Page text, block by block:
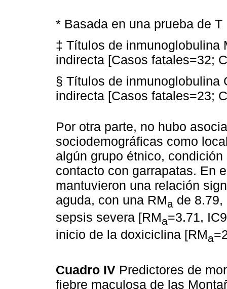
* Basada en una prueba de T
‡ Títulos de inmunoglobulina
indirecta [Casos fatales=32;
§ Títulos de inmunoglobulina
indirecta [Casos fatales=23;
Por otra parte, no hubo
sociodemográficas como
algún grupo étnico,
contacto con garrapatas. En
mantuvieron una relación
aguda, con una RMa de 8.79,
sepsis severa [RMa=3.71,
inicio de la doxiciclina [RMa
Cuadro IV Predictores de
fiebre maculosa de las